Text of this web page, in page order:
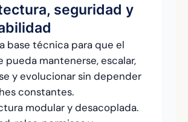
seguridad y
base técnica para que el
pueda mantenerse, escalar,
y evolucionar sin depender
constantes.
modular y desacoplada.